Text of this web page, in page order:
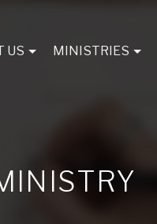
US MINISTRIES